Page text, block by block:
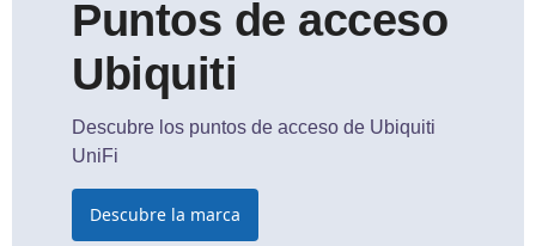
Puntos de acceso
Ubiquiti
Descubre los puntos de acceso de Ubiquiti
UniFi​
Descubre la marca